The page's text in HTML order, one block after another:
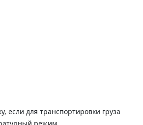
если для транспортировки груза